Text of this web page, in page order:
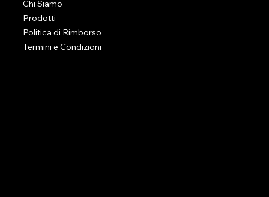
Chi Siamo
Prodotti
Politica di Rimborso
Termini e Condizioni